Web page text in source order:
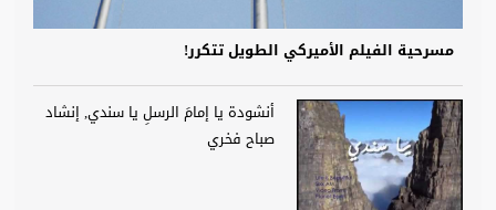
مسرحية الفيلم الأميركي الطويل تتكرر!
أنشودة يا إمامَ الرسلِ يا سندي, إنشاد
صباح فخري